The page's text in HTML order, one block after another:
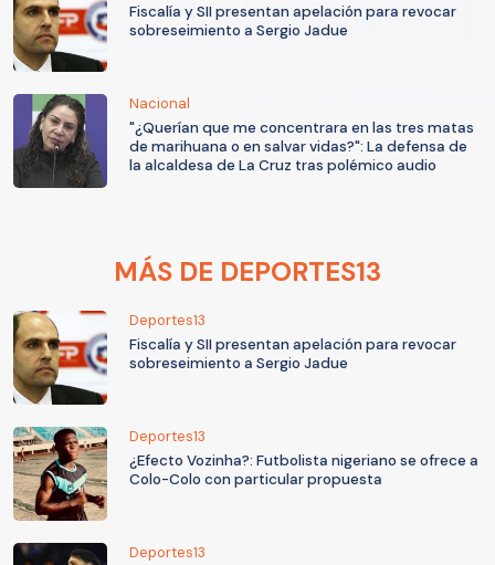
Fiscalía y SII presentan apelación para revocar
sobreseimiento a Sergio Jadue
Nacional
"¿Querían que me concentrara en las tres matas
de marihuana o en salvar vidas?": La defensa de
la alcaldesa de La Cruz tras polémico audio
MÁS DE DEPORTES13
Deportes13
Fiscalía y SII presentan apelación para revocar
sobreseimiento a Sergio Jadue
Deportes13
¿Efecto Vozinha?: Futbolista nigeriano se ofrece a
Colo-Colo con particular propuesta
Deportes13